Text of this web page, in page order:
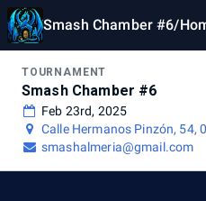
Smash Chamber #6/
TOURNAMENT
Smash Chamber #6
Feb 23rd, 2025
Calle Hermanos Pinzón, 54,
smashalmeria@gmail.com